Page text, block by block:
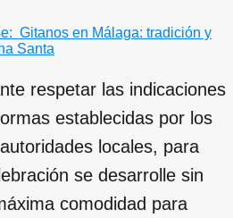
Gitanos en Málaga: tradición y
Santa
respetar las indicaciones
establecidas por los
locales, para
se desarrolle sin
comodidad para